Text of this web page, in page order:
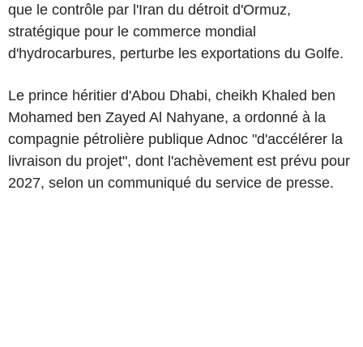
que le contrôle par l'Iran du détroit d'Ormuz,
stratégique pour le commerce mondial
d'hydrocarbures, perturbe les exportations du Golfe.
Le prince héritier d'Abou Dhabi, cheikh Khaled ben
Mohamed ben Zayed Al Nahyane, a ordonné à la
compagnie pétrolière publique Adnoc "d'accélérer la
livraison du projet", dont l'achèvement est prévu pour
2027, selon un communiqué du service de presse.